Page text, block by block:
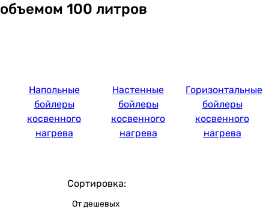
объемом 100 литров
Напольные
бойлеры
косвенного
нагрева
Настенные
бойлеры
косвенного
нагрева
Горизонтальные
бойлеры
косвенного
нагрева
Сортировка:
От дешевых